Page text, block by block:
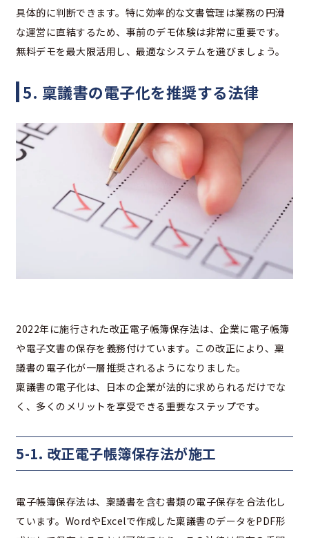
具体的に判断できます。特に効率的な文書管理は業務の円滑
な運営に直結するため、事前のデモ体験は非常に重要です。
無料デモを最大限活用し、最適なシステムを選びましょう。
5. 稟議書の電子化を推奨する法律
2022年に施行された改正電子帳簿保存法は、企業に電子帳簿
や電子文書の保存を義務付けています。この改正により、稟
議書の電子化が一層推奨されるようになりました。
稟議書の電子化は、日本の企業が法的に求められるだけでな
く、多くのメリットを享受できる重要なステップです。
5-1. 改正電子帳簿保存法が施工
電子帳簿保存法は、稟議書を含む書類の電子保存を合法化し
ています。WordやExcelで作成した稟議書のデータをPDF形